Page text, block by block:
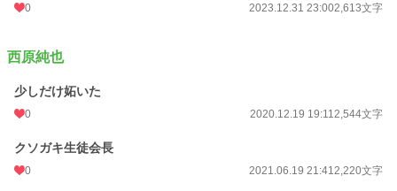
0 2023.12.31 23:002,613文字
西原純也
少しだけ妬いた
0 2020.12.19 19:112,544文字
クソガキ生徒会長
0 2021.06.19 21:412,220文字